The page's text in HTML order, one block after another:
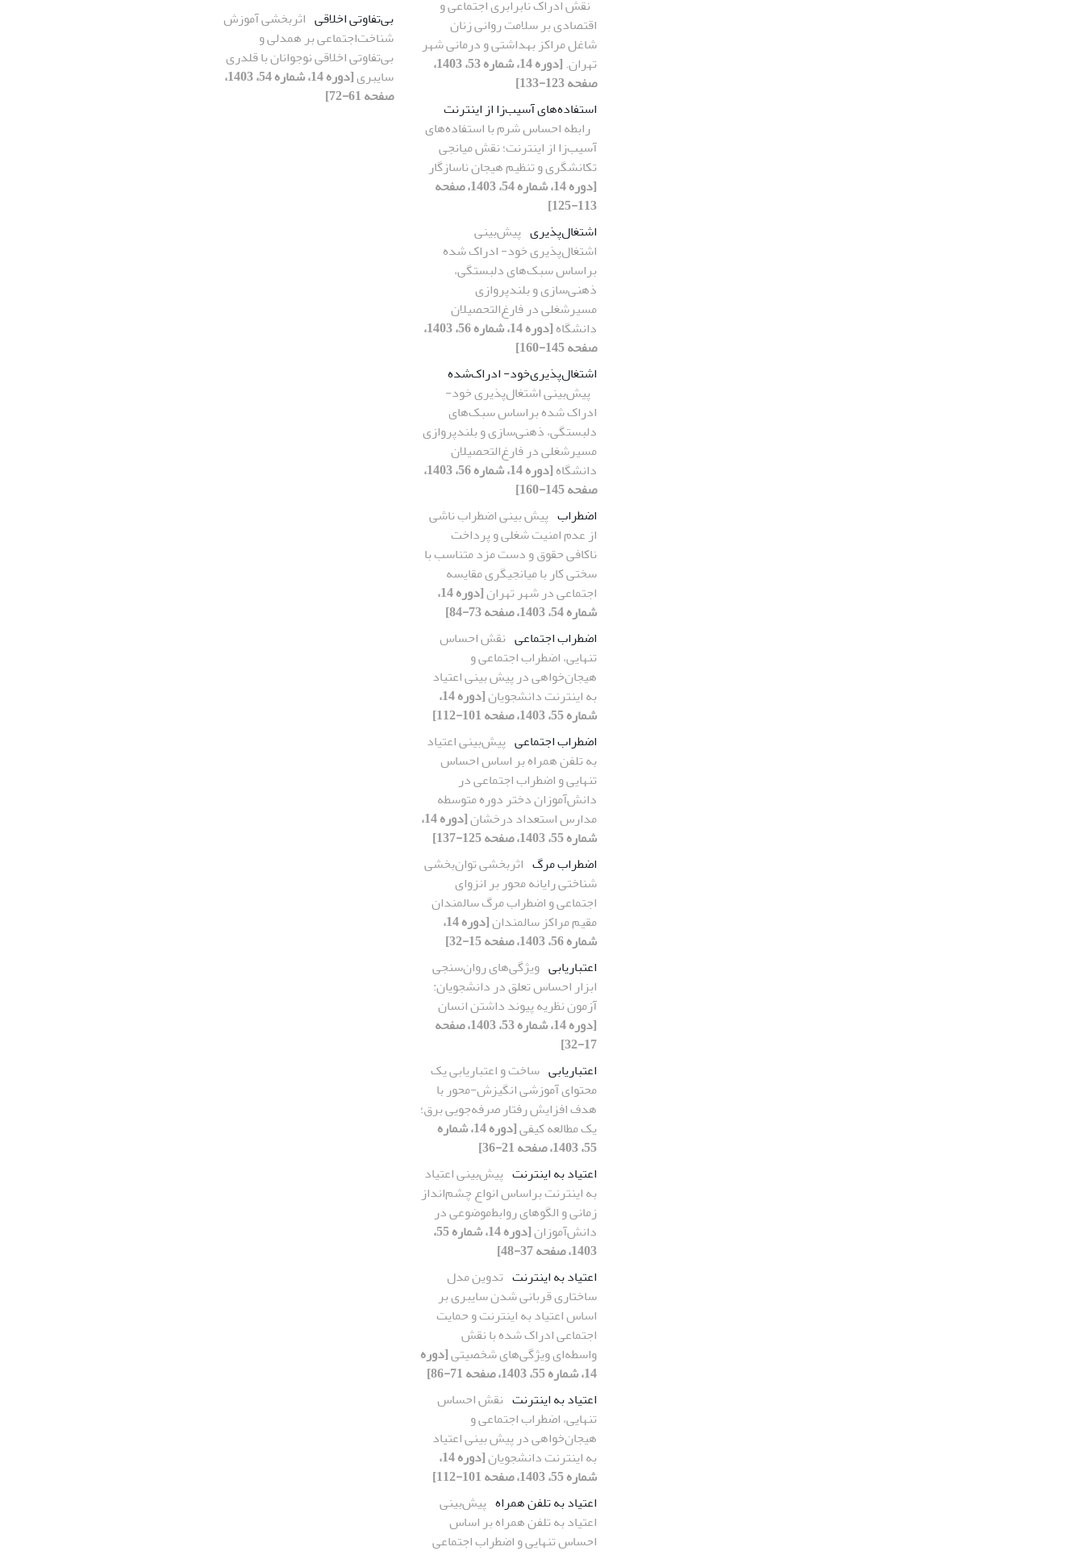
نقش ادراک نابرابری اجتماعی و
اقتصادی بر سلامت روانی زنان
شاغل مراکز بهداشتی و درمانی شهر
تهران.
[دوره 14، شماره 53، 1403،
صفحه 123-133]
استفاده‌های آسیب‌زا از اینترنت
رابطه احساس شرم با استفاده‌های
آسیب‌زا از اینترنت؛ نقش میانجی
تکانشگری و تنظیم هیجان ناسازگار
[دوره 14، شماره 54، 1403، صفحه
113-125]
اشتغال‌پذیری پیش‌بینی
اشتغال‌پذیری خود- ادراک شده
براساس سبک‌های دلبستگی،
ذهنی‌سازی و بلندپروازی
مسیرشغلی در فارغ‌التحصیلان
دانشگاه
[دوره 14، شماره 56، 1403،
صفحه 145-160]
اشتغال‌پذیری‌خود- ادراک‌شده
پیش‌بینی اشتغال‌پذیری خود-
ادراک شده براساس سبک‌های
دلبستگی، ذهنی‌سازی و بلندپروازی
مسیرشغلی در فارغ‌التحصیلان
دانشگاه
[دوره 14، شماره 56، 1403،
صفحه 145-160]
اضطراب پیش بینی اضطراب ناشی
از عدم امنیت شغلی و پرداخت
ناکافی حقوق و دست مزد متناسب با
سختی کار با میانجیگری مقایسه
اجتماعی در شهر تهران
[دوره 14،
شماره 54، 1403، صفحه 73-84]
اضطراب اجتماعی نقش احساس
تنهایی، اضطراب اجتماعی و
هیجان‌خواهی در پیش بینی اعتیاد
به اینترنت دانشجویان
[دوره 14،
شماره 55، 1403، صفحه 101-112]
اضطراب اجتماعی پیش‌بینی اعتیاد
به تلفن همراه بر اساس احساس
تنهایی و اضطراب اجتماعی در
دانش‌آموزان دختر دوره متوسطه
مدارس استعداد درخشان
[دوره 14،
شماره 55، 1403، صفحه 125-137]
اضطراب مرگ اثربخشی توان‌بخشی
شناختی رایانه محور بر انزوای
اجتماعی و اضطراب مرگ سالمندان
مقیم مراکز سالمندان
[دوره 14،
شماره 56، 1403، صفحه 15-32]
اعتباریابی ویژگی‌های روان‌سنجی
ابزار احساس تعلق در دانشجویان:
آزمون نظریه پیوند داشتن انسان
[دوره 14، شماره 53، 1403، صفحه
17-32]
اعتباریابی ساخت و اعتباریابی یک
محتوای آموزشی انگیزش-محور با
هدف افزایش رفتار صرفه‌جویی برق؛
یک مطالعه کیفی
[دوره 14، شماره
55، 1403، صفحه 21-36]
اعتیاد به اینترنت پیش‌بینی اعتیاد
به اینترنت براساس انواع چشم‌انداز
‌زمانی و الگوهای روابط‌موضوعی در
دانش‌آموزان
[دوره 14، شماره 55،
1403، صفحه 37-48]
اعتیاد به اینترنت تدوین مدل
ساختاری قربانی شدن سایبری بر
اساس اعتیاد به اینترنت و حمایت
اجتماعی ادراک شده با نقش
واسطه‌ای ویژگی‌های شخصیتی[دوره
14، شماره 55، 1403، صفحه 71-86]
اعتیاد به اینترنت نقش احساس
تنهایی، اضطراب اجتماعی و
هیجان‌خواهی در پیش بینی اعتیاد
به اینترنت دانشجویان
[دوره 14،
شماره 55، 1403، صفحه 101-112]
اعتیاد به تلفن همراه پیش‌بینی
اعتیاد به تلفن همراه بر اساس
احساس تنهایی و اضطراب اجتماعی
بی‌تفاوتی اخلاقی اثربخشی آموزش
شناخت‌اجتماعی بر همدلی و
بی‌تفاوتی اخلاقی نوجوانان با قلدری
سایبری
[دوره 14، شماره 54، 1403،
صفحه 61-72]